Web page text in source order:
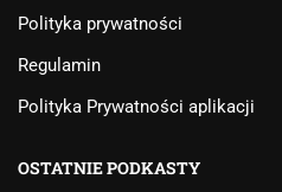
Polityka prywatności
Regulamin
Polityka Prywatności aplikacji
OSTATNIE PODKASTY